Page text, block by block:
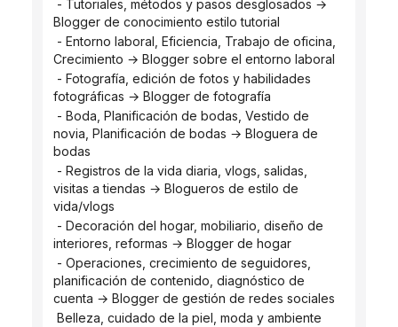
Blogger de conocimiento estilo tutorial
Crecimiento → Blogger sobre el entorno laboral
fotográficas → Blogger de fotografía
novia, Planificación de bodas → Bloguera de
bodas
visitas a tiendas → Blogueros de estilo de
vida/vlogs
interiores, reformas → Blogger de hogar
planificación de contenido, diagnóstico de
cuenta → Blogger de gestión de redes sociales